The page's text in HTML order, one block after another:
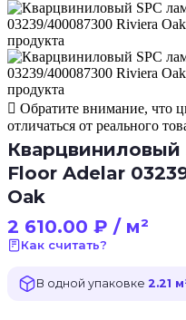
Обратите внимание, что
отличаться от реального
Кварцвиниловый
Floor Adelar
Оаk
2 610.00 ₽ / м²
Как считать?
В одной упаковке 2.21